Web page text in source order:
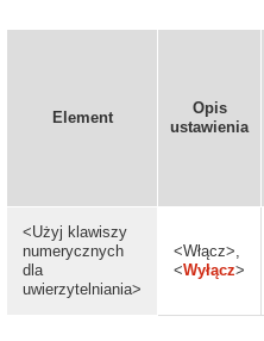
Element
Opis
ustawienia
<Użyj klawiszy
numerycznych
dla
uwierzytelniania>
<Włącz>,
<Wyłącz>